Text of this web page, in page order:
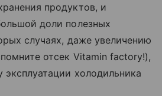
продуктов, и
доли полезных
случаях, даже увеличению
отсек Vitamin factory!),
эксплуатации холодильника